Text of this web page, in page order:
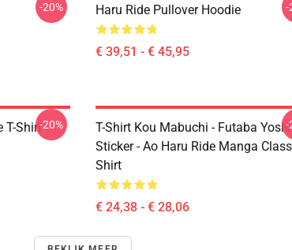
-20% Haru Ride Pullover Hoodie
€ 39,51 - € 45,95
-
T-Shirt-20%
T-Shirt Kou Mabuchi - Futaba
Sticker - Ao Haru Ride Manga
Shirt
€ 24,38 - € 28,06
-